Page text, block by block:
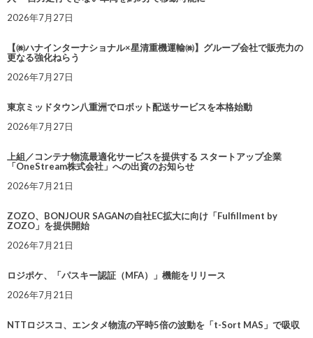
2026年7月27日
【㈱ハナインターナショナル×星清重機運輸㈱】グループ会社で販売力の
更なる強化ねらう
2026年7月27日
東京ミッドタウン八重洲でロボット配送サービスを本格始動
2026年7月27日
上組／コンテナ物流最適化サービスを提供する スタートアップ企業
「OneStream株式会社」への出資のお知らせ
2026年7月21日
ZOZO、BONJOUR SAGANの自社EC拡大に向け「Fulfillment by
ZOZO」を提供開始
2026年7月21日
ロジポケ、「パスキー認証（MFA）」機能をリリース
2026年7月21日
NTTロジスコ、エンタメ物流の平時5倍の波動を「t-Sort MAS」で吸収